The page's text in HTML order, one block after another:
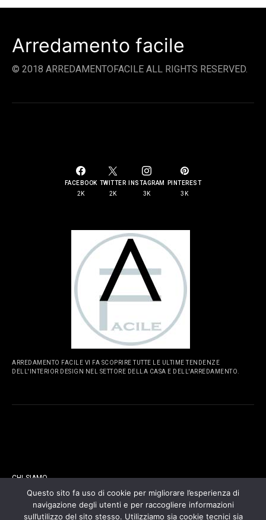
Arredamento facile
© 2018 ARREDAMENTOFACILE ALL RIGHTS RESERVED.
FACEBOOK
2K
TWITTER
2K
INSTAGRAM
3K
PINTEREST
3K
ARREDAMENTO FACILE VI FA SCOPRIRE TUTTE LE ULTIME TENDENZE
DELL'INTERIOR DESIGN NEL SETTORE DELLA CASA E DELL'ARREDAMENTO.
CHI SIAMO
CONTATTI
Questo sito fa uso di cookie per migliorare l’esperienza di
navigazione degli utenti e per raccogliere informazioni
sull’utilizzo del sito stesso. Utilizziamo sia cookie tecnici sia